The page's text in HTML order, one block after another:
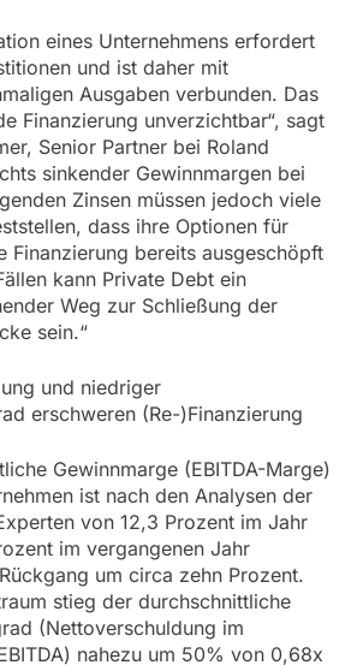
eines Unternehmens erfordert
und ist daher mit
Ausgaben verbunden. Das
Finanzierung unverzichtbar“, sagt
Senior Partner bei Roland
sinkender Gewinnmargen bei
Zinsen müssen jedoch viele
dass ihre Optionen für
Finanzierung bereits ausgeschöpft
kann Private Debt ein
Weg zur Schließung der
sein.“
und niedriger
erschweren (Re-)Finanzierung
Gewinnmarge (EBITDA-Marge)
ist nach den Analysen der
von 12,3 Prozent im Jahr
im vergangenen Jahr
um circa zehn Prozent.
stieg der durchschnittliche
(Nettoverschuldung im
nahezu um 50% von 0,68x